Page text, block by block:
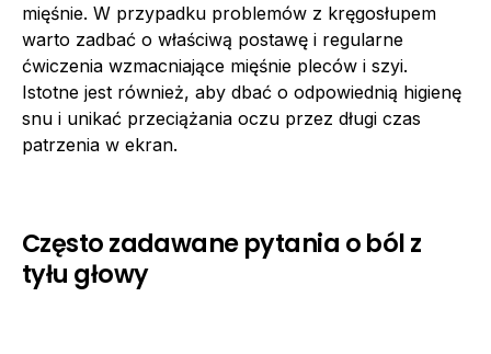
mięśnie. W przypadku problemów z kręgosłupem
warto zadbać o właściwą postawę i regularne
ćwiczenia wzmacniające mięśnie pleców i szyi.
Istotne jest również, aby dbać o odpowiednią higienę
snu i unikać przeciążania oczu przez długi czas
patrzenia w ekran.
Często zadawane pytania o ból z
tyłu głowy